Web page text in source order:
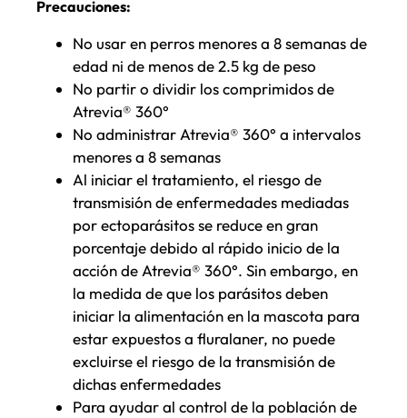
Precauciones:
No usar en perros menores a 8 semanas de
edad ni de menos de 2.5 kg de peso
No partir o dividir los comprimidos de
Atrevia® 360°
No administrar Atrevia® 360° a intervalos
menores a 8 semanas
Al iniciar el tratamiento, el riesgo de
transmisión de enfermedades mediadas
por ectoparásitos se reduce en gran
porcentaje debido al rápido inicio de la
acción de Atrevia® 360°. Sin embargo, en
la medida de que los parásitos deben
iniciar la alimentación en la mascota para
estar expuestos a fluralaner, no puede
excluirse el riesgo de la transmisión de
dichas enfermedades
Para ayudar al control de la población de